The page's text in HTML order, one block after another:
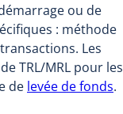
ou de
: méthode
Les
TRL/MRL pour les
de levée de fonds.